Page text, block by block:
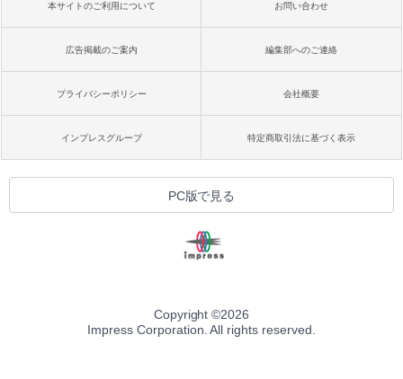
本サイトのご利用について お問い合わせ
広告掲載のご案内 編集部へのご連絡
プライバシーポリシー 会社概要
インプレスグループ 特定商取引法に基づく表示
PC版で見る
Copyright ©2026
Impress Corporation. All rights reserved.